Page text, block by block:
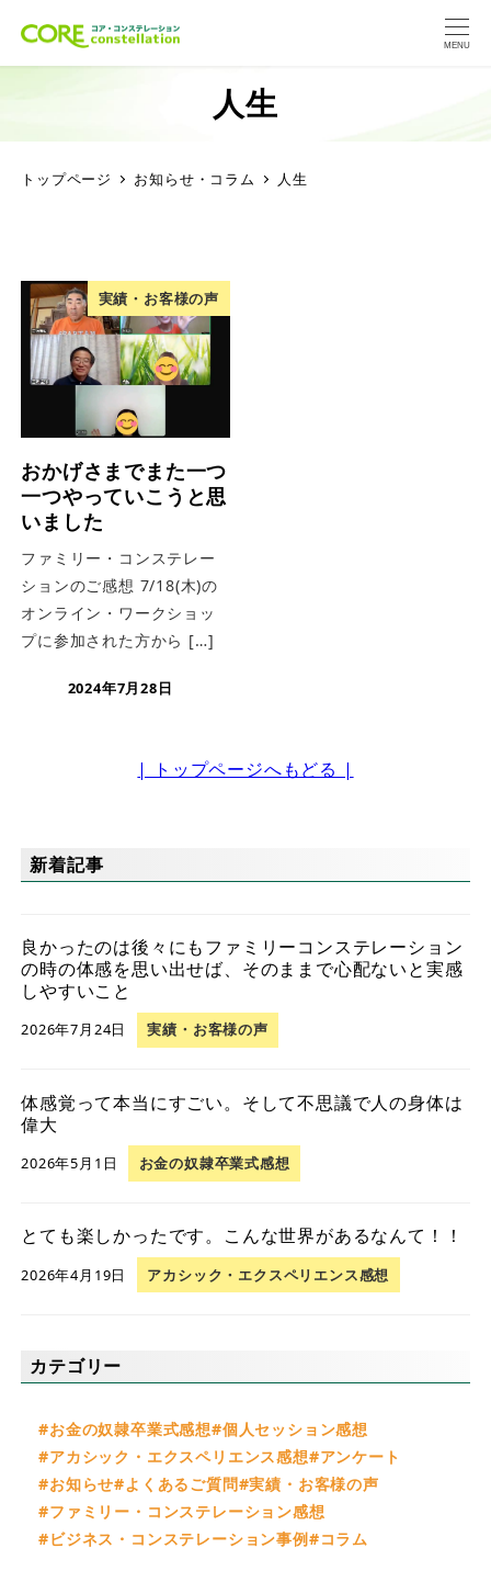
MENU
人生
トップページ お知らせ・コラム 人生
実績・お客様の声
おかげさまでまた一つ
一つやっていこうと思
いました
ファミリー・コンステレー
ションのご感想 7/18(木)の
オンライン・ワークショッ
プに参加された方から […]
2024年7月28日
| トップページへもどる |
新着記事
良かったのは後々にもファミリーコンステレーション
の時の体感を思い出せば、そのままで心配ないと実感
しやすいこと
2026年7月24日 実績・お客様の声
体感覚って本当にすごい。そして不思議で人の身体は
偉大
2026年5月1日 お金の奴隷卒業式感想
とても楽しかったです。こんな世界があるなんて！！
2026年4月19日 アカシック・エクスペリエンス感想
カテゴリー
お金の奴隷卒業式感想 個人セッション感想
アカシック・エクスペリエンス感想
アンケート
お知らせ よくあるご質問 実績・お客様の声
ファミリー・コンステレーション感想
ビジネス・コンステレーション事例
コラム